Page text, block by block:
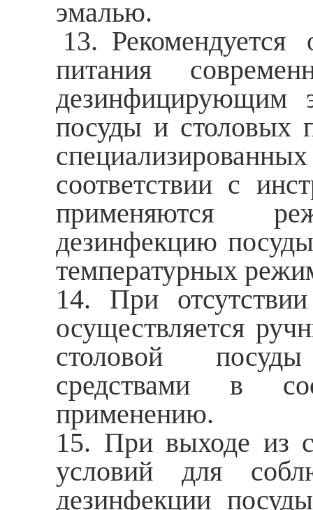
эмалью.
13.
питания
дезинфицирующим
посуды и столовых
соответствии с
применяются
дезинфекцию
температурных
14. При
осуществляется
столовой
средствами в
применению.
15. При выходе из
условий для
дезинфекции